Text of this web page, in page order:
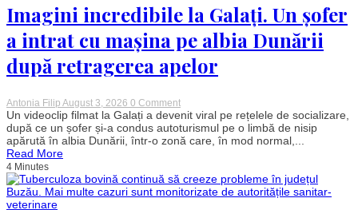
pe
mai
multe
drumuri
din
trei
județe
Imagini incredibile la Galați. Un șofer
a intrat cu mașina pe albia Dunării
după retragerea apelor
Antonia Filip August 3, 2026 0 Commenton
Imagini
incredibile
la
Galați.
a
intrat
Un videoclip filmat la Galați a devenit viral pe rețelele de socializare,
după ce un șofer și-a condus autoturismul pe o limbă de nisip
apărută în albia Dunării, într-o zonă care, în mod normal,...
Read More
4 Minutes